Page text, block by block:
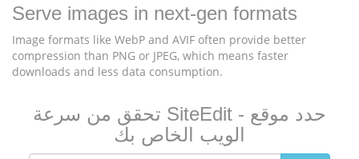
Serve images in next-gen formats
Image formats like WebP and AVIF often provide better
compression than PNG or JPEG, which means faster
downloads and less data consumption.
تحقق من سرعة SiteEdit - حدد موقع
الويب الخاص بك